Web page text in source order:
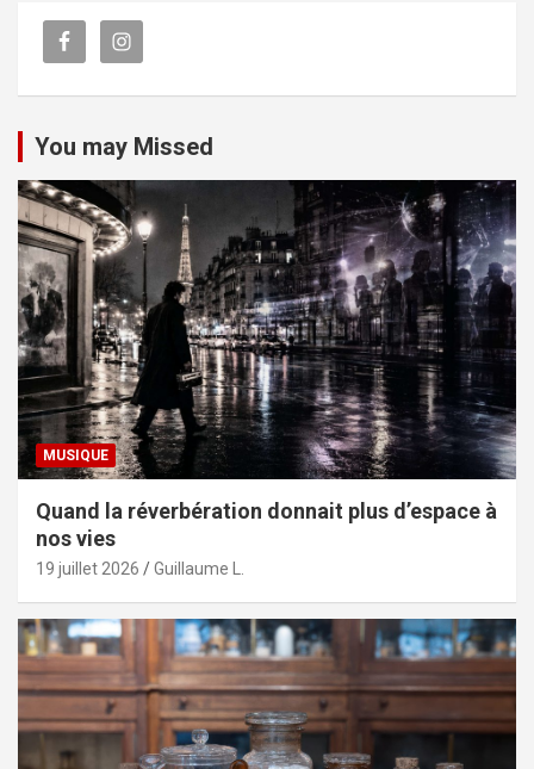
You may Missed
MUSIQUE
Quand la réverbération donnait plus d’espace à
nos vies
19 juillet 2026 Guillaume L.